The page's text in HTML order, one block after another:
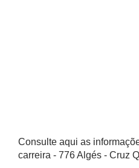
Consulte aqui as
carreira - 776 Algés - Cruz